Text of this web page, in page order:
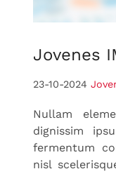
Jovenes
23-10-2024
Nullam
dignissim
fermentum
nisl